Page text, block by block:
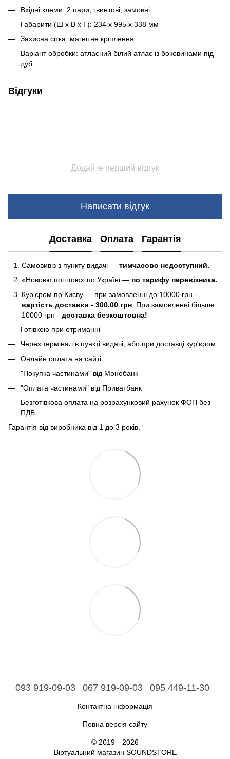
Вхідні клеми: 2 пари, гвинтові, замовні
Габарити (Ш х В х Г): 234 x 995 x 338 мм
Захисна сітка: магнітне кріплення
Варіант обробки: атласний білий атлас із боковинами під
дуб
Відгуки
Додайте перший відгук
Написати відгук
Доставка Оплата Гарантія
Самовивіз з пункту видачі — тимчасово недоступний.
«Нововю поштою» по Україні — по тарифу перевізника.
Кур'єром по Києву — при замовленні до 10000 грн -
вартість доставки - 300.00 грн . При замовленні більше
10000 грн - доставка безкоштовна!
Готівкою при отриманні
Через термінал в пункті видачі, або при доставці кур'єром
Онлайн оплата на сайті
"Покупка частинами" від Монобанк
"Оплата частинами" від Приватбанк
Безготівкова оплата на розрахунковий рахунок ФОП без
ПДВ.
Гарантія від виробника від 1 до 3 років.
093 919-09-03 067 919-09-03 095 449-11-30
Контактна інформація
Повна версія сайту
© 2019—2026
Віртуальний магазин SOUNDSTORE